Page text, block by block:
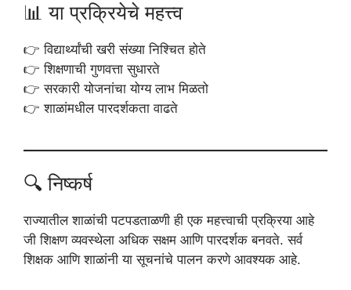
📊 या प्रक्रियेचे महत्त्व
👉 विद्यार्थ्यांची खरी संख्या निश्चित होते
👉 शिक्षणाची गुणवत्ता सुधारते
👉 सरकारी योजनांचा योग्य लाभ मिळतो
👉 शाळांमधील पारदर्शकता वाढते
🔍 निष्कर्ष
राज्यातील शाळांची पटपडताळणी ही एक महत्त्वाची प्रक्रिया आहे
जी शिक्षण व्यवस्थेला अधिक सक्षम आणि पारदर्शक बनवते. सर्व
शिक्षक आणि शाळांनी या सूचनांचे पालन करणे आवश्यक आहे.